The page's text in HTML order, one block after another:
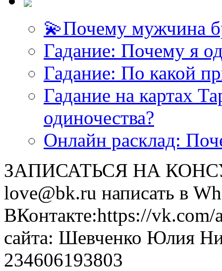
💫Почему мужчина
Гадание: Почему я
Гадание: По какой
Гадание на картах
одиночества?
Онлайн расклад:
ЗАПИСАТЬСЯ НА
love@bk.ru написать в
ВКонтакте:https://
сайта: Шевченко Юлия
234606193803